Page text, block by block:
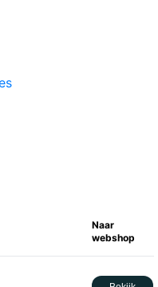
Naar
webshop